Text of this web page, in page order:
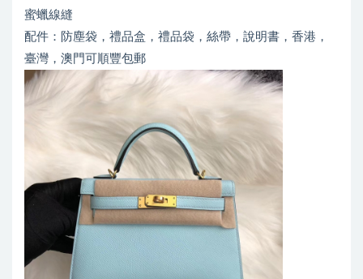
蜜蠟線縫
配件：防塵袋，禮品盒，禮品袋，絲帶，說明書，香港，
臺灣，澳門可順豐包郵